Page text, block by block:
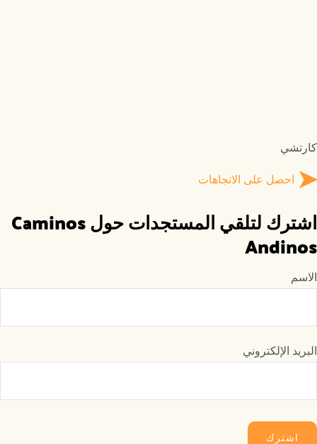
كارتشي
احصل على الاتجاهات
اشترك لتلقي المستجدات حول Caminos
Andinos
الاسم
البريد الإلكتروني
اشترك